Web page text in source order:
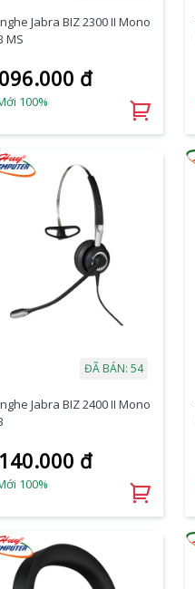
Jabra BIZ 2300 II Mono
MS
đ
100%
ĐÃ BÁN: 54
Jabra BIZ 2400 II Mono
đ
100%